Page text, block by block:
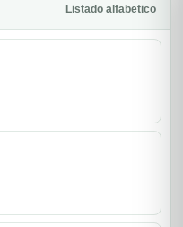
Listado alfabetico